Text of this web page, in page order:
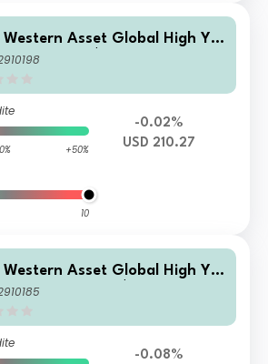
Western Asset Global High Yiel
Class A US$ Accumulating
0% +50%
10
-0.02%
USD 210.27
Western Asset Global High Yiel
Class A (G) US$ Distributing
-0.08%